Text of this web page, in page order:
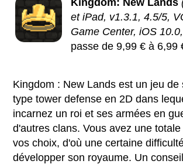
et iPad, v1.3.1, 4.5/5,
Game Center, iOS
passe de 9,99 € à 6,99
Kingdom : New Lands est un jeu de
type tower defense en 2D dans
incarnez un roi et ses armées en
d'autres clans. Vous avez une
vos choix, d'où une certaine
développer son royaume. Un